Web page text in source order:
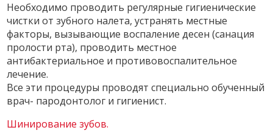
Необходимо проводить регулярные гигиенические
чистки от зубного налета, устранять местные
факторы, вызывающие воспаление десен (санация
пролости рта), проводить местное
антибактериальное и противовоспалительное
лечение.
Все эти процедуры проводят специально обученный
врач- пародонтолог и гигиенист.
Шинирование зубов.